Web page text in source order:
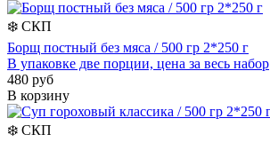
❄️ СКП
Борщ постный без мяса / 500 гр 2*250 г
В упаковке две порции, цена за весь набор
480 руб
В корзину
❄️ СКП